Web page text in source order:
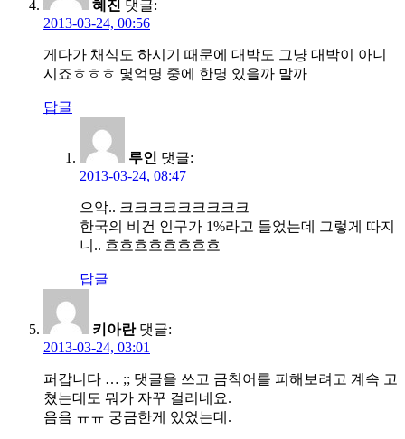
혜진 댓글:
2013-03-24, 00:56
게다가 채식도 하시기 때문에 대박도 그냥 대박이 아니
시죠ㅎㅎㅎ 몇억명 중에 한명 있을까 말까
답글
루인 댓글:
2013-03-24, 08:47
으악.. 크크크크크크크크크
한국의 비건 인구가 1%라고 들었는데 그렇게 따지
니.. 흐흐흐흐흐흐흐흐
답글
키아란 댓글:
2013-03-24, 03:01
퍼갑니다 … ;; 댓글을 쓰고 금칙어를 피해보려고 계속 고
쳤는데도 뭐가 자꾸 걸리네요.
음음 ㅠㅠ 궁금한게 있었는데.